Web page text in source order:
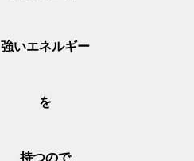
強いエネルギー
を
持つので